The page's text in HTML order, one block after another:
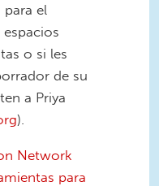
el
o si les
de su
a Priya
).
Network
para